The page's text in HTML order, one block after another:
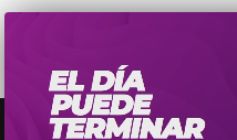
ENTRETENCIÓN